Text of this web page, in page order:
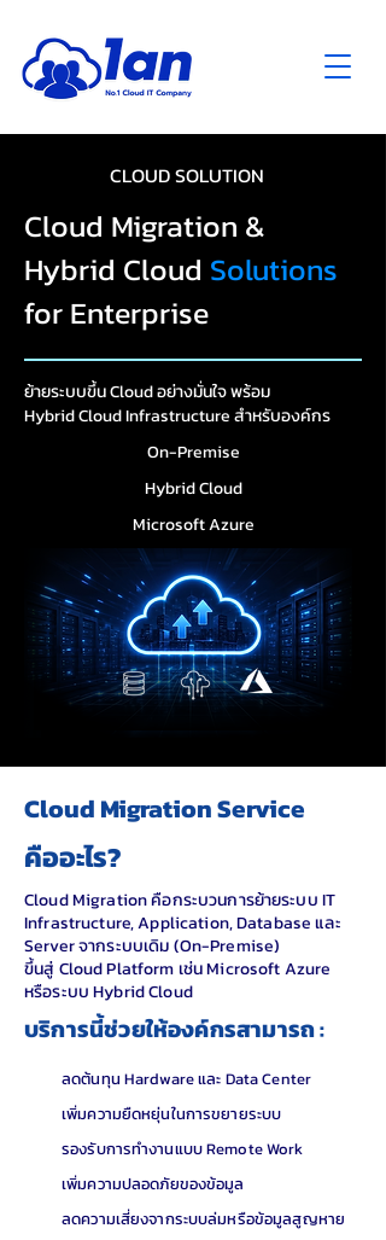
CLOUD SOLUTION
Cloud Migration &
Hybrid Cloud Solutions
for Enterprise
ย้ายระบบขึ้น Cloud อย่างมั่นใจ พร้อม
Hybrid Cloud Infrastructure สำหรับองค์กร
On-Premise
Hybrid Cloud
Microsoft Azure
Cloud Migration Service
คืออะไร?
Cloud Migration คือกระบวนการย้ายระบบ IT
Infrastructure, Application, Database และ
Server จากระบบเดิม (On-Premise)
ขึ้นสู่ Cloud Platform เช่น Microsoft Azure
หรือระบบ Hybrid Cloud
บริการนี้ช่วยให้องค์กรสามารถ :
ลดต้นทุน Hardware และ Data Center
เพิ่มความยืดหยุ่นในการขยายระบบ
รองรับการทำงานแบบ Remote Work
เพิ่มความปลอดภัยของข้อมูล
ลดความเสี่ยงจากระบบล่มหรือข้อมูลสูญหาย